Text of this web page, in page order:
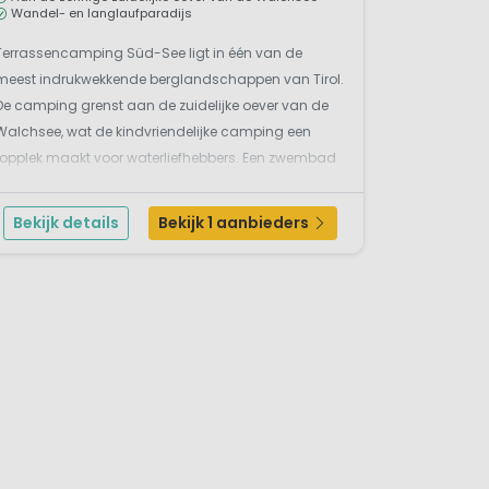
telt mooie historische
isHallen Seefeld is een
de lift naar boven gaan,
in een van de vele
en oud komt hier tot rust
Wandel- en langlaufparadijs
Süd-See ligt in één van de
indrukwekkende berglandschappen van Tirol.
camping grenst aan de zuidelijke oever van de
wat de kindvriendelijke camping een
maakt voor waterliefhebbers. Een zwembad
liggen verschillende speelplaatsen voor kinderen...
Bekijk details Bekijk 1 aanbieders